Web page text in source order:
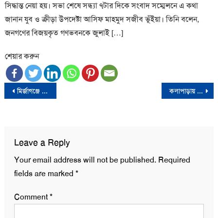
সিদ্ধান্ত নেয়া হয়। সভা শেষে সন্ধ্যা ৭টার দিকে সংবাদ সম্মেলনে এ কথা
জানান যুব ও ক্রীড়া উপদেষ্টা আসিফ মাহমুদ সজীব ভূঁইয়া। তিনি বলেন,
জনগণের বিজয়কৃত গণভবনকে জুলাই […]
শেয়ার করুন
Post
মির্জাগঞ্জে পটুয়াখালী টাইমস এর উদ্বোধন কলাপাড়ায় বর্নাঢ্য আয়োজনে প্রেসক্লাবের ৪৩তম প্রতিষ্ঠা বার্ষিকী উদযাপন
Leave a Reply
Your email address will not be published. Required
fields are marked *
Comment*